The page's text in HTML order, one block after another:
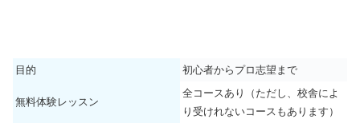
目的 初心者からプロ志望まで
無料体験レッスン
全コースあり（ただし、校舎によ
り受けれないコースもあります）